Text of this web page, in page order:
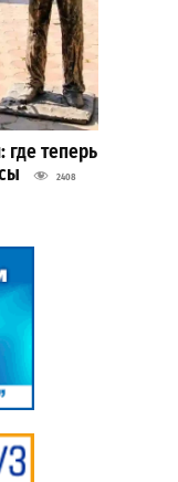
теперь
2408